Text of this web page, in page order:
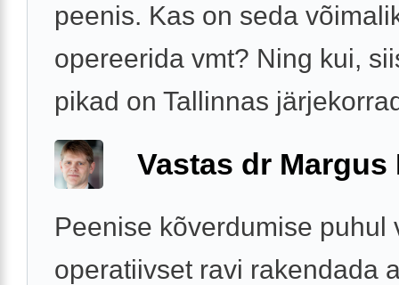
peenis. Kas on seda
opereerida vmt? Ning kui,
pikad on Tallinnas
Vastas dr Margus
Peenise kõverdumise puhul
operatiivset ravi rakendada